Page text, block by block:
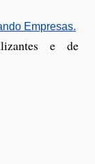
Empresas.
e de